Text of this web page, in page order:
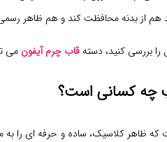
هم از بدنه محافظت کند و هم ظاهر
بررسی کنید، دستهقاب چرم آیفون می
مناسب است که ظاهر کلاسیک، ساده و